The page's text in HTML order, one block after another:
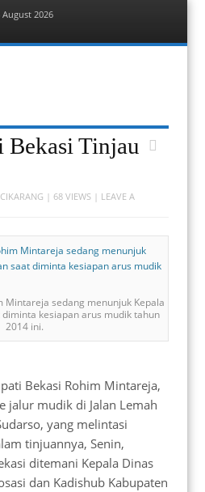
August 2026
Tinjau
| 68 VIEWS | LEAVE A
Mintareja sedang menunjuk Kepala
kesiapan arus mudik tahun
2014 ini.
Bekasi Rohim Mintareja,
jalur mudik di Jalan Lemah
yang melintasi
tinjuannya, Senin,
ditemani Kepala Dinas
dan Kadishub Kabupaten